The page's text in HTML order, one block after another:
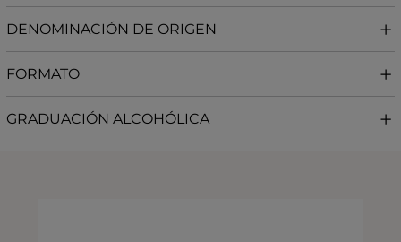
DENOMINACIÓN DE ORIGEN
FORMATO
GRADUACIÓN ALCOHÓLICA